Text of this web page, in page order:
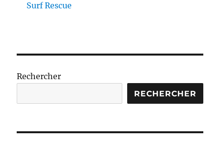
Surf Rescue
Rechercher
RECHERCHER